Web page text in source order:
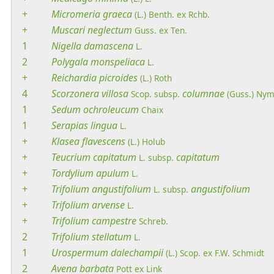
+ Micromeriagraeca (L.) Benth. ex Rchb.
+ Muscarineglectum Guss. ex Ten.
1 Nigelladamascena L.
2 Polygalamonspeliaca L.
+ Reichardiapicroides (L.) Roth
4 Scorzoneravillosa Scop. subsp. columnae (Guss.)
1 Sedum ochroleucum Chaix
1 Serapiaslingua L.
+ Klaseaflavescens (L.) Holub
+ Teucrium capitatum L. subsp. capitatum
+
Tordylium apulum L.
+ Trifolium angustifolium L. subsp. angustifolium
+
Trifolium arvense L.
+ Trifolium campestre Schreb.
2 Trifolium stellatum L.
1 Urospermum dalechampii (L.) Scop. ex F.W. Schmidt
2 Avenabarbata Pott ex Link